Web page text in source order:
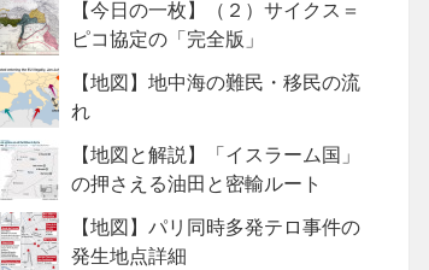
【今日の一枚】（２）サイクス＝
ピコ協定の「完全版」
【地図】地中海の難民・移民の流
れ
【地図と解説】「イスラーム国」
の押さえる油田と密輸ルート
【地図】パリ同時多発テロ事件の
発生地点詳細